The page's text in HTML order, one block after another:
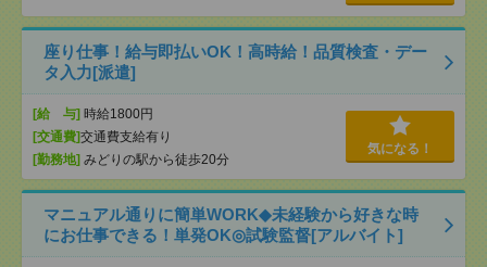
座り仕事！給与即払いOK！高時給！品質検査・デー
タ入力[派遣]
[給 与] 時給1800円
[交通費]交通費支給有り
[勤務地] みどりの駅から徒歩20分
気になる！
マニュアル通りに簡単WORK◆未経験から好きな時
にお仕事できる！単発OK◎試験監督[アルバイト]